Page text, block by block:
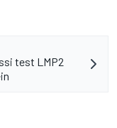
test LMP2